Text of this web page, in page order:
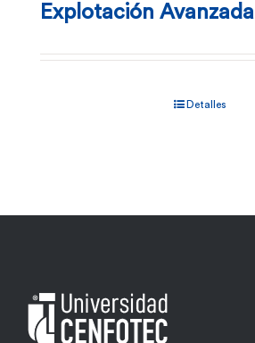
Explotación Avanzada
Detalles